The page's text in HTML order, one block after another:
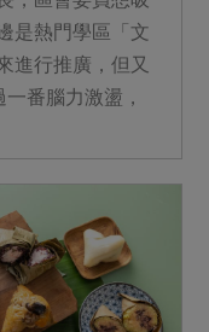
是熱門學區「文
進行推廣，但又
番腦力激盪，